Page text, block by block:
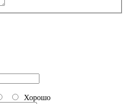
Хорошо